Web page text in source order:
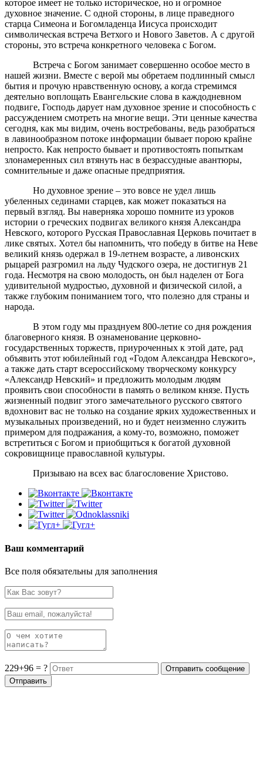
которое имеет не только историческое, но и огромное
духовное значение. С одной стороны, в лице праведного
старца Симеона и Богомладенца Иисуса происходит
символическая встреча Ветхого и Нового Заветов. А с другой
стороны, это встреча конкретного человека с Богом.
Встреча с Богом занимает совершенно особое место в
нашей жизни. Вместе с верой мы обретаем подлинный смысл
бытия и прочую нравственную основу, а когда стремимся
деятельно воплощать Евангельские слова в каждодневном
подвиге, Господь дарует нам духовное зрение и способность с
рассуждением смотреть на многие вещи. Эти ценные качества
сегодня, как мы видим, очень востребованы, ведь разобраться
в лавинообразном потоке информации бывает порою крайне
непросто. Как непросто бывает и противостоять попыткам
злонамеренных сил втянуть нас в безрассудные авантюры,
сомнительные и даже опасные предприятия.
Но духовное зрение – это вовсе не удел лишь
убеленных сединами старцев, как может показаться на
первый взгляд. Вы наверняка хорошо помните из уроков
истории о греческих подвигах великого князя Александра
Невского, которого Русская Православная Церковь почитает в
лике святых. Хотел бы напомнить, что победу в битве на Неве
великий князь одержал в 19-летнем возрасте, а ливонских
рыцарей разгромил на льду Чудского озера, не достигнув 21
года. Несмотря на свою молодость, он был наделен от Бога
удивительной мудростью, духовной и физической силой, а
также глубоким пониманием того, что полезно для страны и
народа.
В этом году мы празднуем 800-летие со дня рождения
благоверного князя. В ознаменование церковно-
государственных торжеств, приуроченных к этой дате, рад
объявить этот юбилейный год «Годом Александра Невского»,
а также дать старт всероссийскому творческому конкурсу
«Александр Невский» и предложить молодым людям
проявить свои способности в память о великом князе. Пусть
жизненный подвиг этого замечательного русского святого
вдохновит вас не только на создание ярких художественных и
музыкальных произведений, но и будет неизменно служить
примером для подражания, а кому-то, возможно, поможет
встретиться с Богом и приобщиться к богатой духовной
сокровищнице православной культуры.
Призываю на всех вас благословение Христово.
Ваш комментарий
Все поля обязательны для заполнения
229+96 = ?